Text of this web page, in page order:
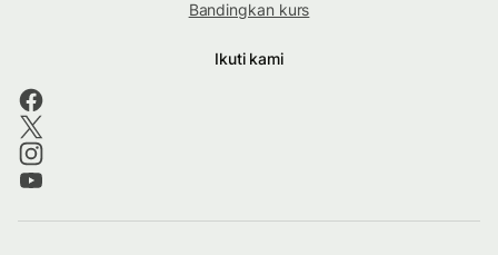
Bandingkan kurs
Ikuti kami